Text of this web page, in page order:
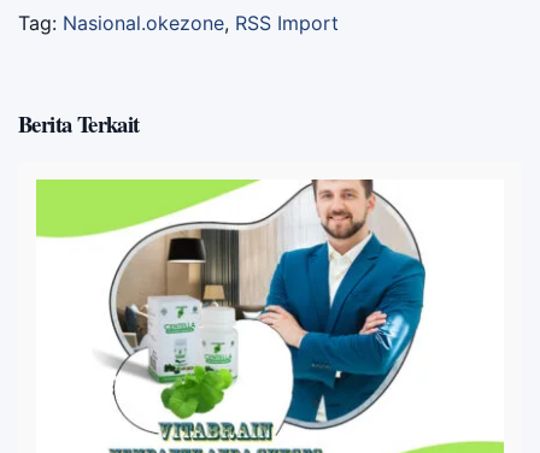
Tag: Nasional.okezone, RSS Import
Berita Terkait